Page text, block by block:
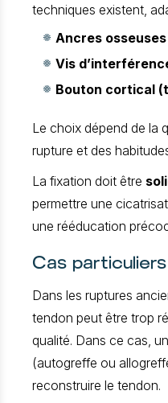
techniques existent,
Ancres osseuses
Vis
Bouton cortical
Le choix dépend de la
rupture et des
La fixation doit être
permettre une
une rééducation
Cas particuliers
Dans les ruptures
tendon peut être trop
qualité. Dans ce cas,
(autogreffe ou
reconstruire le tendon.